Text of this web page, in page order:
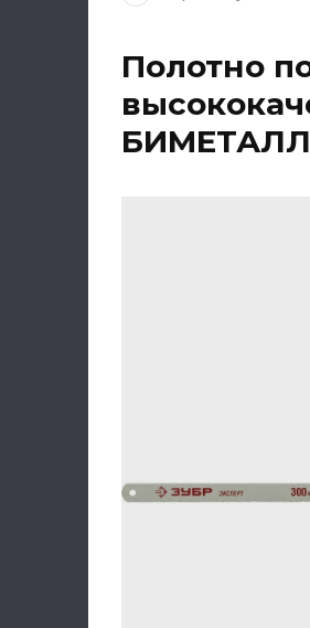
Полотно